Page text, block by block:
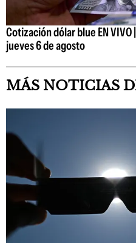
Cotización dólar blue EN VIVO
jueves 6 de agosto
MÁS NOTICIAS